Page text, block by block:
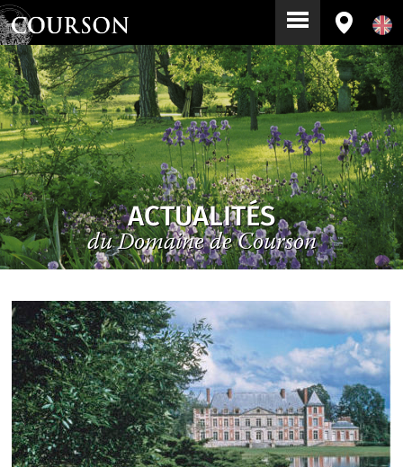
ACTUALITÉS
du Domaine de Courson